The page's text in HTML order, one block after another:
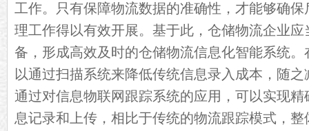
工作。只有保障物流数据的准确性，才能够确
理工作得以有效开展。基于此，仓储物流企业
备，形成高效及时的仓储物流信息化智能系统
以通过扫描系统来降低传统信息录入成本，随
通过对信息物联网跟踪系统的应用，可以实现
息记录和上传，相比于传统的物流跟踪模式，